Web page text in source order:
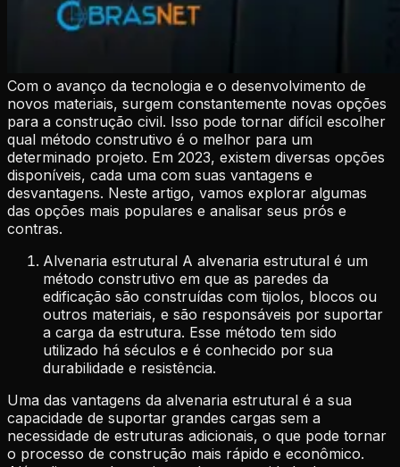
Com o avanço da tecnologia e o desenvolvimento de
novos materiais, surgem constantemente novas opções
para a construção civil. Isso pode tornar difícil escolher
qual método construtivo é o melhor para um
determinado projeto. Em 2023, existem diversas opções
disponíveis, cada uma com suas vantagens e
desvantagens. Neste artigo, vamos explorar algumas
das opções mais populares e analisar seus prós e
contras.
Alvenaria estrutural A alvenaria estrutural é um
método construtivo em que as paredes da
edificação são construídas com tijolos, blocos ou
outros materiais, e são responsáveis por suportar
a carga da estrutura. Esse método tem sido
utilizado há séculos e é conhecido por sua
durabilidade e resistência.
Uma das vantagens da alvenaria estrutural é a sua
capacidade de suportar grandes cargas sem a
necessidade de estruturas adicionais, o que pode tornar
o processo de construção mais rápido e econômico.